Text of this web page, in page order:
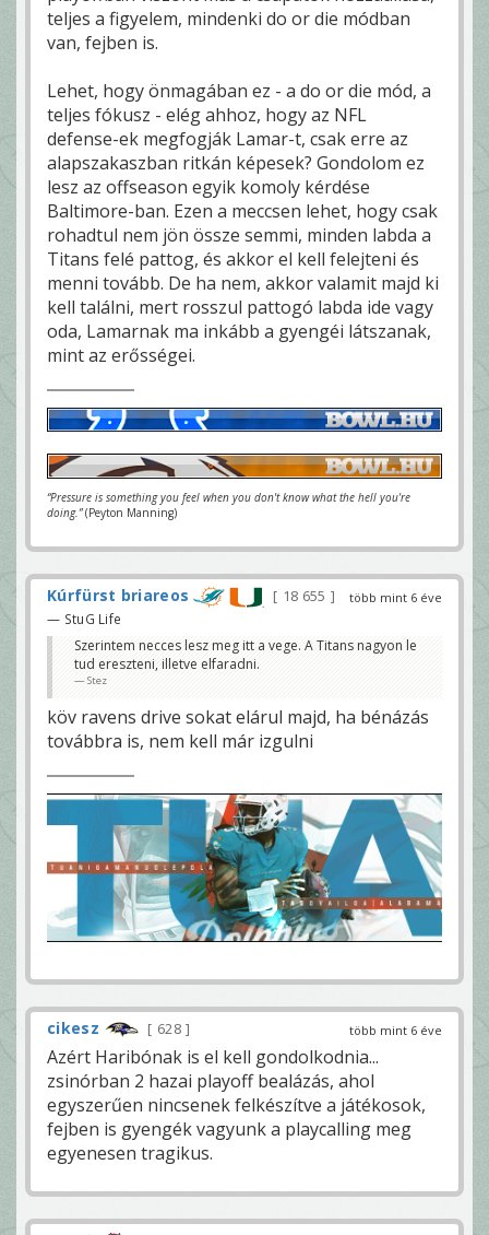
teljes a figyelem, mindenki do or die módban
van, fejben is.
Lehet, hogy önmagában ez - a do or die mód, a
teljes fókusz - elég ahhoz, hogy az NFL
defense-ek megfogják Lamar-t, csak erre az
alapszakaszban ritkán képesek? Gondolom ez
lesz az offseason egyik komoly kérdése
Baltimore-ban. Ezen a meccsen lehet, hogy csak
rohadtul nem jön össze semmi, minden labda a
Titans felé pattog, és akkor el kell felejteni és
menni tovább. De ha nem, akkor valamit majd ki
kell találni, mert rosszul pattogó labda ide vagy
oda, Lamarnak ma inkább a gyengéi látszanak,
mint az erősségei.
“Pressure is something you feel when you don't know what the hell you're
doing.”(Peyton Manning)
több mint 6 éve
Kúrfürst briareos 18 655
— StuG Life
Szerintem necces lesz meg itt a vege. A Titans nagyon le
tud ereszteni, illetve elfaradni.
Stez
köv ravens drive sokat elárul majd, ha bénázás
továbbra is, nem kell már izgulni
több mint 6 éve
cikesz 628
Azért Haribónak is el kell gondolkodnia...
zsinórban 2 hazai playoff bealázás, ahol
egyszerűen nincsenek felkészítve a játékosok,
fejben is gyengék vagyunk a playcalling meg
egyenesen tragikus.